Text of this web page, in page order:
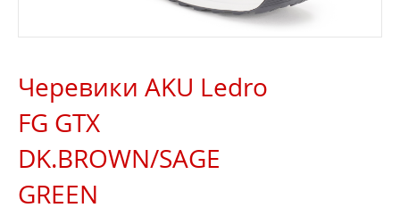
Черевики AKU Ledro
FG GTX
DK.BROWN/SAGE
GREEN